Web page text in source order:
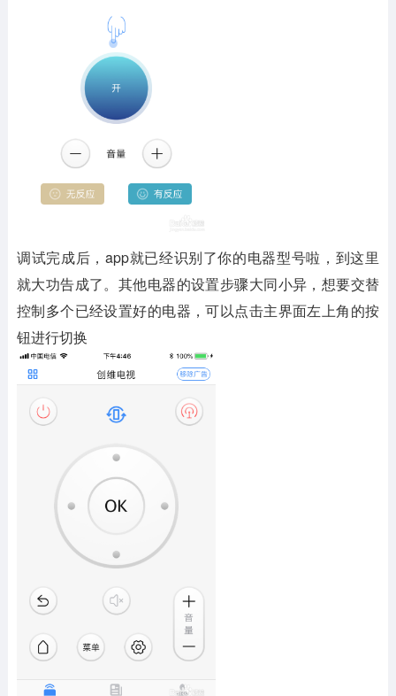
调试完成后，app就已经识别了你的电器型号啦，到这里
就大功告成了。其他电器的设置步骤大同小异，想要交替
控制多个已经设置好的电器，可以点击主界面左上角的按
钮进行切换